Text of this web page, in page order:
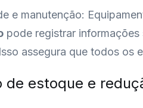
e manutenção:
pode registrar
assegura que todos os
de estoque e